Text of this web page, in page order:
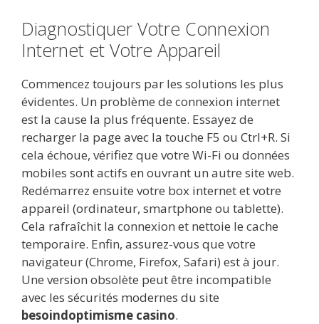
Diagnostiquer Votre Connexion
Internet et Votre Appareil
Commencez toujours par les solutions les plus
évidentes. Un problème de connexion internet
est la cause la plus fréquente. Essayez de
recharger la page avec la touche F5 ou Ctrl+R. Si
cela échoue, vérifiez que votre Wi-Fi ou données
mobiles sont actifs en ouvrant un autre site web.
Redémarrez ensuite votre box internet et votre
appareil (ordinateur, smartphone ou tablette).
Cela rafraîchit la connexion et nettoie le cache
temporaire. Enfin, assurez-vous que votre
navigateur (Chrome, Firefox, Safari) est à jour.
Une version obsolète peut être incompatible
avec les sécurités modernes du site
besoindoptimisme casino.